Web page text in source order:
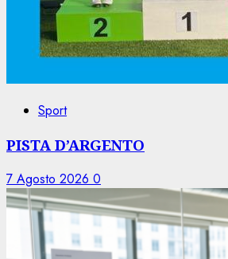
Sport
PISTA D’ARGENTO
7 Agosto 2026 0